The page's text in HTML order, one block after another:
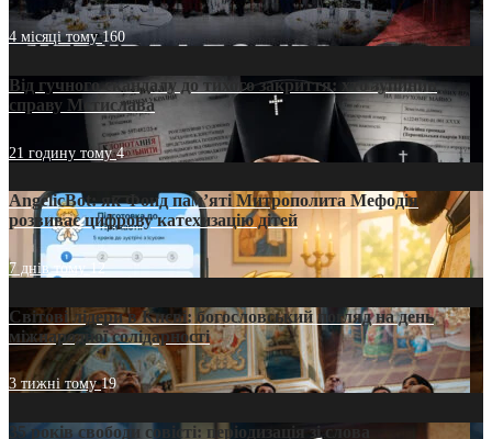
4 місяці тому160
Від гучного скандалу до тихого закриття: хто зупинив
справу Мстислава
21 годину тому4
AngelicBot: як Фонд пам’яті Митрополита Мефодія
розвиває цифрову катехизацію дітей
7 днів тому12
Світові лідери в Києві: богословський погляд на день
міжнародної солідарності
3 тижні тому19
35 років свободи совісті: періодизація зі слова